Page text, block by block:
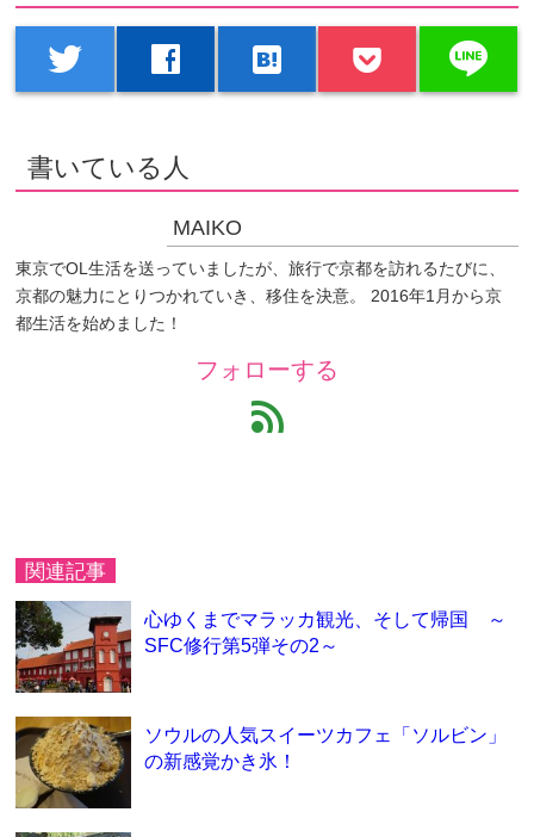
twitter facebook hatenabookmark line
書いている人
MAIKO
東京でOL生活を送っていましたが、旅行で京都を訪れるたびに、
京都の魅力にとりつかれていき、移住を決意。 2016年1月から京
都生活を始めました！
フォローする
feed
関連記事
心ゆくまでマラッカ観光、そして帰国 ～
SFC修行第5弾その2～
ソウルの人気スイーツカフェ「ソルビン」
の新感覚かき氷！